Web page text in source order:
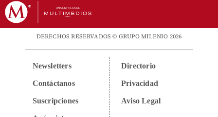
DERECHOS RESERVADOS © GRUPO MILENIO 2026
Newsletters
Contáctanos
Suscripciones
Directorio
Privacidad
Aviso Legal